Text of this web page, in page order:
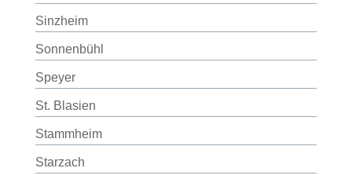
Sinzheim
Sonnenbühl
Speyer
St. Blasien
Stammheim
Starzach